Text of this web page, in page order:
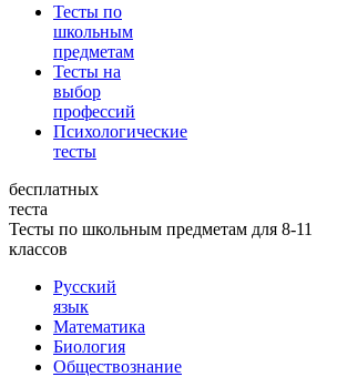
Тесты по
школьным
предметам
Тесты на
выбор
профессий
Психологические
тесты
бесплатных
теста
Тесты по школьным предметам для 8-11
классов
Русский
язык
Математика
Биология
Обществознание